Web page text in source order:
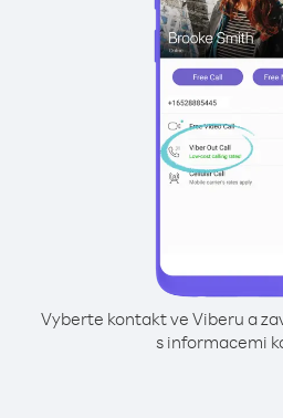
Vyberte kontakt ve Viberu a
s informacemi